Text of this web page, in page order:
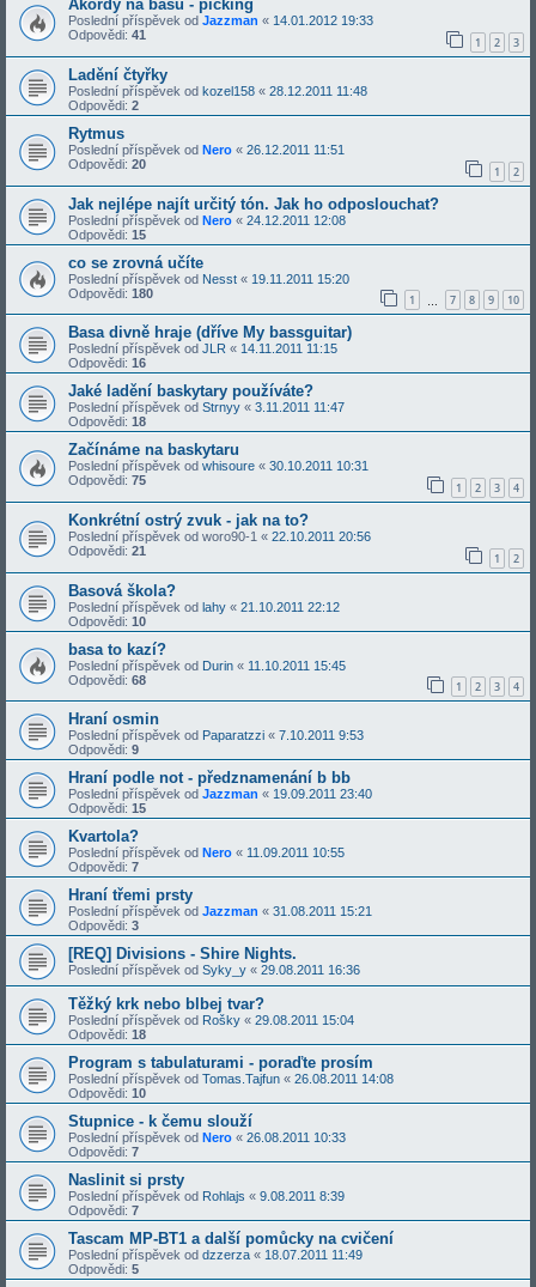
Akordy na basu - picking
Poslední příspěvek od Jazzman « 14.01.2012 19:33
Odpovědi: 41 1 2 3
Ladění čtyřky
Poslední příspěvek od kozel158 « 28.12.2011 11:48
Odpovědi: 2
Rytmus
Poslední příspěvek od Nero « 26.12.2011 11:51
Odpovědi: 20 1 2
Jak nejlépe najít určitý tón. Jak ho odposlouchat?
Poslední příspěvek od Nero « 24.12.2011 12:08
Odpovědi: 15
co se zrovná učíte
Poslední příspěvek od Nesst « 19.11.2011 15:20
Odpovědi: 180 1 7 8 9 10
Basa divně hraje (dříve My bassguitar)
Poslední příspěvek od JLR « 14.11.2011 11:15
Odpovědi: 16
Jaké ladění baskytary používáte?
Poslední příspěvek od Strnyy « 3.11.2011 11:47
Odpovědi: 18
Začínáme na baskytaru
Poslední příspěvek od whisoure « 30.10.2011 10:31
Odpovědi: 75 1 2 3 4
Konkrétní ostrý zvuk - jak na to?
Poslední příspěvek od woro90-1 « 22.10.2011 20:56
Odpovědi: 21 1 2
Basová škola?
Poslední příspěvek od lahy « 21.10.2011 22:12
Odpovědi: 10
basa to kazí?
Poslední příspěvek od Durin « 11.10.2011 15:45
Odpovědi: 68 1 2 3 4
Hraní osmin
Poslední příspěvek od Paparatzzi « 7.10.2011 9:53
Odpovědi: 9
Hraní podle not - předznamenání b bb
Poslední příspěvek od Jazzman « 19.09.2011 23:40
Odpovědi: 15
Kvartola?
Poslední příspěvek od Nero « 11.09.2011 10:55
Odpovědi: 7
Hraní třemi prsty
Poslední příspěvek od Jazzman « 31.08.2011 15:21
Odpovědi: 3
[REQ] Divisions - Shire Nights.
Poslední příspěvek od Syky_y « 29.08.2011 16:36
Těžký krk nebo blbej tvar?
Poslední příspěvek od Rošky « 29.08.2011 15:04
Odpovědi: 18
Program s tabulaturami - poraďte prosím
Poslední příspěvek od Tomas.Tajfun « 26.08.2011 14:08
Odpovědi: 10
Stupnice - k čemu slouží
Poslední příspěvek od Nero « 26.08.2011 10:33
Odpovědi: 7
Naslinit si prsty
Poslední příspěvek od Rohlajs « 9.08.2011 8:39
Odpovědi: 7
Tascam MP-BT1 a další pomůcky na cvičení
Poslední příspěvek od dzzerza « 18.07.2011 11:49
Odpovědi: 5